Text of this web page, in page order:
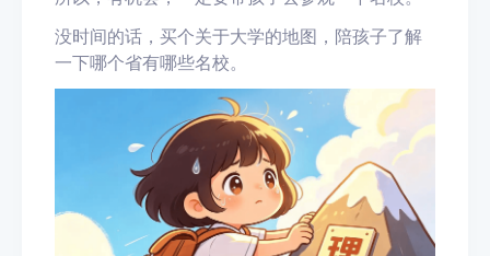
没时间的话，买个关于大学的地图，陪孩子了解
一下哪个省有哪些名校。